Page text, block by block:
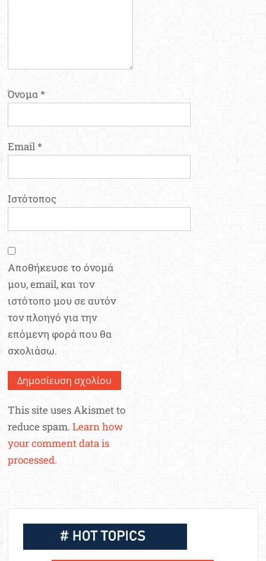
Όνομα*
Email*
Ιστότοπος
Αποθήκευσε το όνομά
μου, email, και τον
ιστότοπο μου σε αυτόν
τον πλοηγό για την
επόμενη φορά που θα
σχολιάσω.
This site uses Akismet to
reduce spam.Learn how
your comment data is
processed.